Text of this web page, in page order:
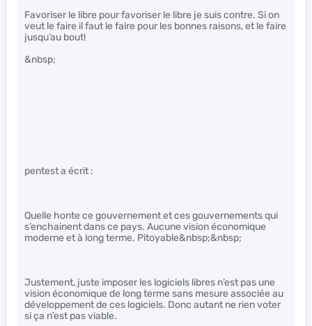
Favoriser le libre pour favoriser le libre je suis contre. Si on
veut le faire il faut le faire pour les bonnes raisons, et le faire
jusqu’au bout!
&nbsp;
pentest a écrit :
Quelle honte ce gouvernement et ces gouvernements qui
s’enchainent dans ce pays. Aucune vision économique
moderne et à long terme. Pitoyable&nbsp;&nbsp;
Justement, juste imposer les logiciels libres n’est pas une
vision économique de long terme sans mesure associée au
développement de ces logiciels. Donc autant ne rien voter
si ça n’est pas viable.